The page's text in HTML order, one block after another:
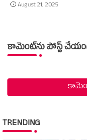
August 21, 2025
కామెంట్‌ను పోస్ట్
TRENDING